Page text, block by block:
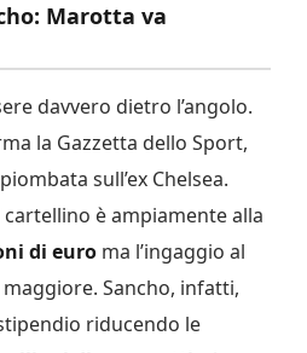
Marotta va
davvero dietro l’angolo.
la Gazzetta dello Sport,
sull’ex Chelsea.
cartellino è ampiamente alla
di euro ma l’ingaggio al
Sancho, infatti,
riducendo le